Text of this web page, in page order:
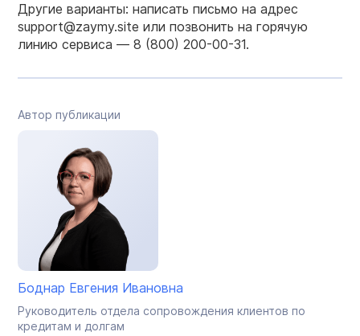
Другие варианты: написать письмо на адрес
support@zaymy.site или позвонить на горячую
линию сервиса — 8 (800) 200-00-31.
Автор публикации
Боднар Евгения Ивановна
Руководитель отдела сопровождения клиентов по
кредитам и долгам